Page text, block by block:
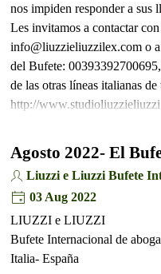
nos impiden responder a sus
Les invitamos a contactar
info@liuzzieliuzzilex.com o
del Bufete:
de las otras líneas italianas
http://
Agosto 2022- El
Liuzzi e Liuzzi Bufete
03 Aug 2022
LIUZZI e LIUZZI
Bufete Internacional de
Italia- España